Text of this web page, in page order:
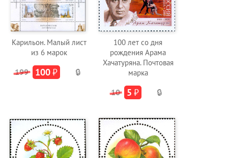
Карильон. Малый лист
из 6 марок
199 100₽ 🔒
100 лет со дня
рождения Арама
Хачатуряна. Почтовая
марка
10 5 ₽ 🔒